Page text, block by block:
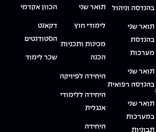
בהנדסה וניהול
תואר שני
בהנדסת
מערכות
תואר שני
בהנדסה רפואית
תואר שני
במערכות
תבוניות
תואר שני
לימודי חוץ
מכינות ותכניות
הכנה
היחידה לפיזיקה
היחידה ללימודי
אנגלית
היחידה
הכוון אקדמי
דקאנט
הסטודנטים
שכר לימוד